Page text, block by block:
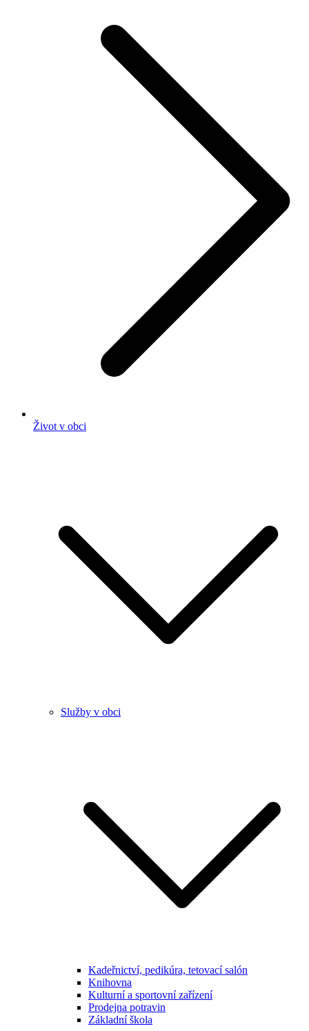
Život v obci
Služby v obci
Kadeřnictví, pedikúra, tetovací salón
Knihovna
Kulturní a sportovní zařízení
Prodejna potravin
Základní škola